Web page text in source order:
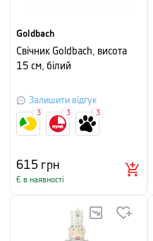
Goldbach
Свічник Goldbach, висота
15 см, білий
Залишити відгук
615грн
Є в наявності
3 3 3